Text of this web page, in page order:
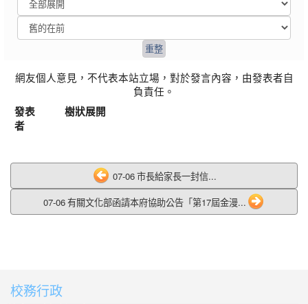
網友個人意見，不代表本站立場，對於發言內容，由發表者自
負責任。
發表
者
樹狀展開
07-06 市長給家長一封信...
07-06 有關文化部函請本府協助公告「第17屆金漫...
:::
校務行政